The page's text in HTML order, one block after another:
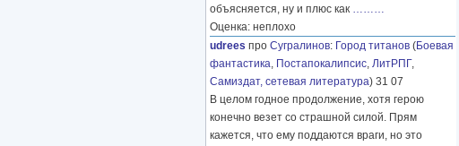
объясняется, ну и плюс как ………
Оценка: неплохо
udrees про Сугралинов: Город титанов (Боевая
фантастика, Постапокалипсис, ЛитРПГ,
Самиздат, сетевая литература) 31 07
В целом годное продолжение, хотя герою
конечно везет со страшной силой. Прям
кажется, что ему поддаются враги, но это